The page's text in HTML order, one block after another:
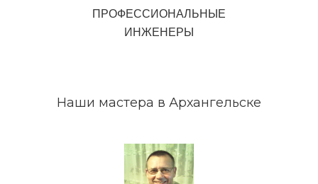
ПРОФЕССИОНАЛЬНЫЕ
ИНЖЕНЕРЫ
Наши мастера в Архангельске